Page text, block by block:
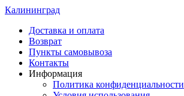
Калининград
Доставка и оплата
Возврат
Пункты самовывоза
Контакты
Информация
Политика конфиденциальности